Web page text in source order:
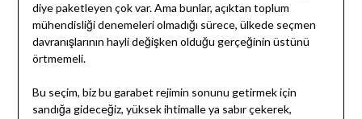
diye paketleyen çok var. Ama bunlar, açıktan toplum
mühendisliği denemeleri olmadığı sürece, ülkede seçmen
davranışlarının hayli değişken olduğu gerçeğinin üstünü
örtmemeli.
Bu seçim, biz bu garabet rejimin sonunu getirmek için
sandığa gideceğiz, yüksek ihtimalle ya sabır çekerek,